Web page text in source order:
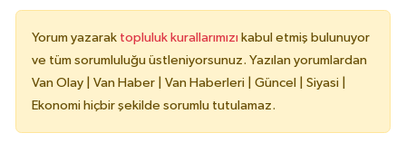
Yorum yazarak topluluk kurallarımızı kabul etmiş bulunuyor
ve tüm sorumluluğu üstleniyorsunuz. Yazılan yorumlardan
Van Olay | Van Haber | Van Haberleri | Güncel | Siyasi |
Ekonomi hiçbir şekilde sorumlu tutulamaz.